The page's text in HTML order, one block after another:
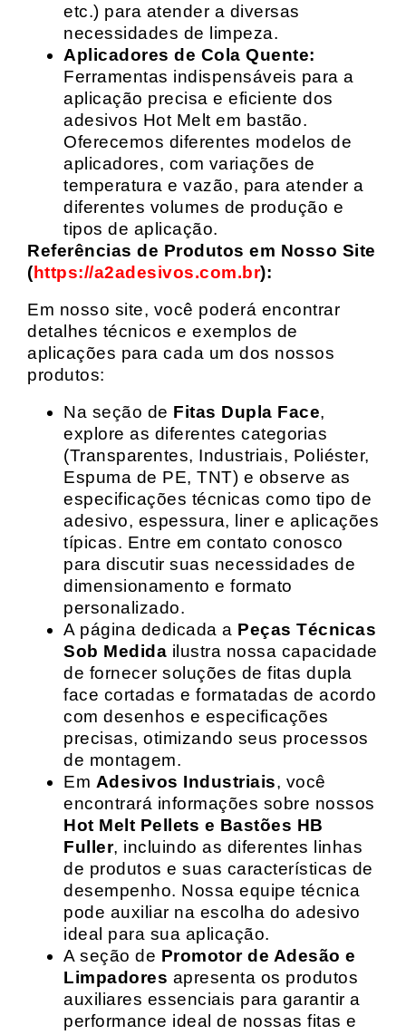
etc.) para atender a diversas
necessidades de limpeza.
Aplicadores de Cola Quente:
Ferramentas indispensáveis para a
aplicação precisa e eficiente dos
adesivos Hot Melt em bastão.
Oferecemos diferentes modelos de
aplicadores, com variações de
temperatura e vazão, para atender a
diferentes volumes de produção e
tipos de aplicação.
Referências de Produtos em Nosso Site
(https://a2adesivos.com.br):
Em nosso site, você poderá encontrar
detalhes técnicos e exemplos de
aplicações para cada um dos nossos
produtos:
Na seção de Fitas Dupla Face,
explore as diferentes categorias
(Transparentes, Industriais, Poliéster,
Espuma de PE, TNT) e observe as
especificações técnicas como tipo de
adesivo, espessura, liner e aplicações
típicas. Entre em contato conosco
para discutir suas necessidades de
dimensionamento e formato
personalizado.
A página dedicada a Peças Técnicas
Sob Medida ilustra nossa capacidade
de fornecer soluções de fitas dupla
face cortadas e formatadas de acordo
com desenhos e especificações
precisas, otimizando seus processos
de montagem.
Em Adesivos Industriais, você
encontrará informações sobre nossos
Hot Melt Pellets e Bastões HB
Fuller, incluindo as diferentes linhas
de produtos e suas características de
desempenho. Nossa equipe técnica
pode auxiliar na escolha do adesivo
ideal para sua aplicação.
A seção de Promotor de Adesão e
Limpadores apresenta os produtos
auxiliares essenciais para garantir a
performance ideal de nossas fitas e